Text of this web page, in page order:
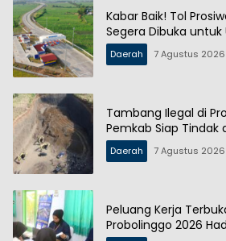
Kabar Baik! Tol
Segera Dibuka
Daerah 7 Agustus 2026
Tambang Ilegal di
Pemkab Siap Tindak
Daerah 7 Agustus 2026
Peluang Kerja
Probolinggo 2026